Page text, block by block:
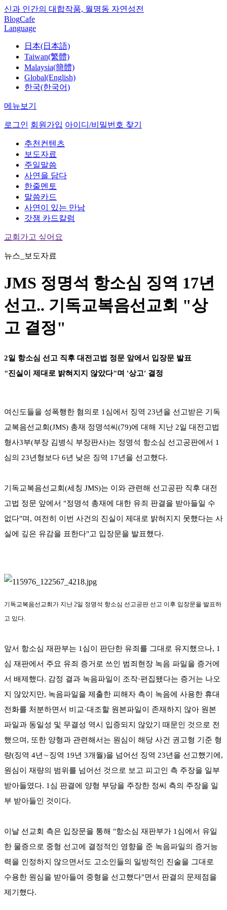
신과 인간의 대합작품, 월명동 자연성전
BlogCafe
Language
日本(日本語)
Taiwan(繁體)
Malaysia(簡體)
Global(English)
한국(한국어)
메뉴보기
로그인 회원가입 아이디/비밀번호 찾기
추천컨텐츠
보도자료
주일말씀
사연을 담다
한줄멘토
말씀카드
사연이 있는 만남
갓잼 카드칼럼
교회가고 싶어요
뉴스_보도자료
JMS 정명석 항소심 징역 17년
선고.. 기독교복음선교회 "상
고 결정"
2일 항소심 선고 직후 대전고법 정문 앞에서 입장문 발표
"진실이 제대로 밝혀지지 않았다"며 '상고' 결정
여신도들을 성폭행한 혐의로 1심에서 징역 23년을 선고받은 기독
교복음선교회(JMS) 총재 정명석씨(79)에 대해 지난 2일 대전고법
형사3부(부장 김병식 부장판사)는 정명석 항소심 선고공판에서 1
심의 23년형보다 6년 낮은 징역 17년을 선고했다.
기독교복음선교회(세칭 JMS)는 이와 관련해 선고공판 직후 대전
고법 정문 앞에서 "정명석 총재에 대한 유죄 판결을 받아들일 수
없다"며, 여전히 이번 사건의 진실이 제대로 밝혀지지 못했다는 사
실에 깊은 유감을 표한다"고 입장문을 발표했다.
기독교복음선교회가 지난 2일 정명석 항소심 선고공판 선고 이후 입장문을 발표하
고 있다.
앞서 항소심 재판부는 1심이 판단한 유죄를 그대로 유지했으나, 1
심 재판에서 주요 유죄 증거로 쓰인 범죄현장 녹음 파일을 증거에
서 배제했다. 감정 결과 녹음파일이 조작·편집됐다는 증거는 나오
지 않았지만, 녹음파일을 제출한 피해자 측이 녹음에 사용한 휴대
전화를 처분하면서 비교·대조할 원본파일이 존재하지 않아 원본
파일과 동일성 및 무결성 역시 입증되지 않았기 때문인 것으로 전
했으며, 또한 양형과 관련해서는 원심이 해당 사건 권고형 기준 형
량(징역 4년∼징역 19년 3개월)을 넘어선 징역 23년을 선고했기에,
원심이 재량의 범위를 넘어선 것으로 보고 피고인 측 주장을 일부
받아들였다. 1심 판결에 양형 부당을 주장한 정씨 측의 주장을 일
부 받아들인 것이다.
이날 선교회 측은 입장문을 통해 "항소심 재판부가 1심에서 유일
한 물증으로 중형 선고에 결정적인 영향을 준 녹음파일의 증거능
력을 인정하지 않으면서도 고소인들의 일방적인 진술을 그대로
수용한 원심을 받아들여 중형을 선고했다"면서 판결의 문제점을
제기했다.